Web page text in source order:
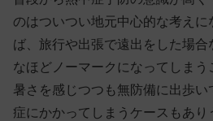
のはついつい地元中心的な考えに
ば、旅行や出張で遠出をした場
なほどノーマークになってしまう
暑さを感じつつも無防備に出歩
症にかかってしまうケースもあり